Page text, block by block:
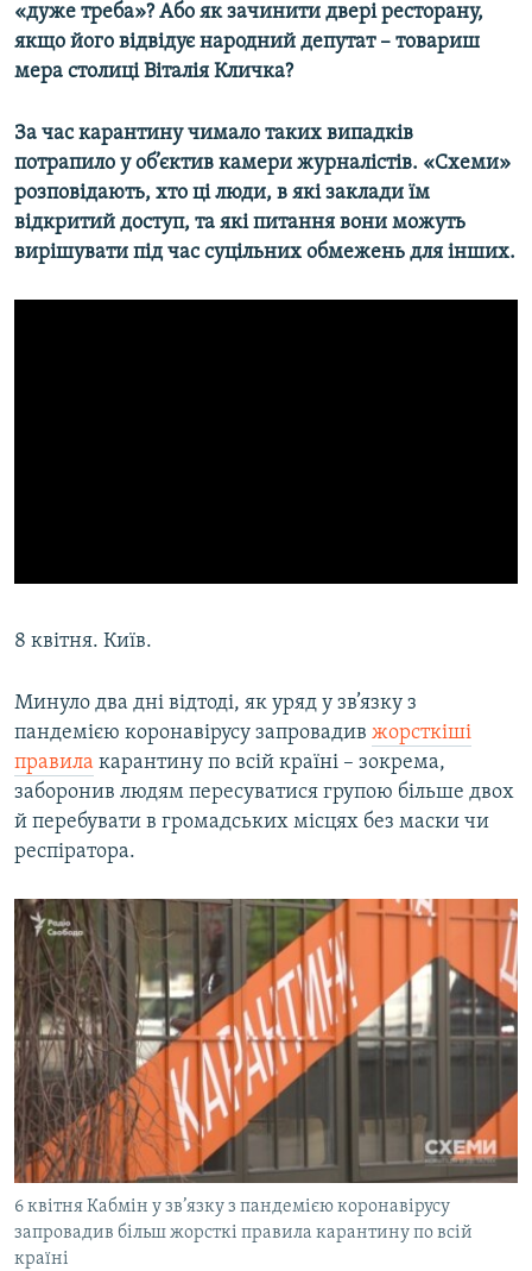
«дуже треба»? Або як зачинити двері ресторану,
якщо його відвідує народний депутат – товариш
мера столиці Віталія Кличка?
За час карантину чимало таких випадків
потрапило у об’єктив камери журналістів. «Схеми»
розповідають, хто ці люди, в які заклади їм
відкритий доступ, та які питання вони можуть
вирішувати під час суцільних обмежень для інших.
8 квітня. Київ.
Минуло два дні відтоді, як уряд у зв’язку з
пандемією коронавірусу запровадив жорсткіші
правила карантину по всій країні – зокрема,
заборонив людям пересуватися групою більше двох
й перебувати в громадських місцях без маски чи
респіратора.
6 квітня Кабмін у зв’язку з пандемією коронавірусу
запровадив більш жорсткі правила карантину по всій
країні